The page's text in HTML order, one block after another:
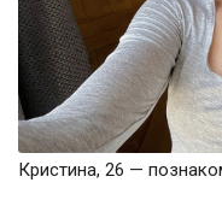
Кристина, 26 —